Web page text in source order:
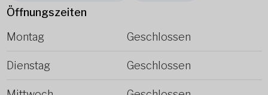
Öffnungszeiten
Montag
Geschlossen
Dienstag Geschlossen